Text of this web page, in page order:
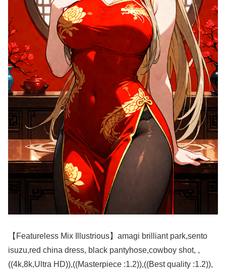
【Featureless Mix Illustrious】amagi brilliant park,sento
isuzu,red china dress, black pantyhose,cowboy shot, ,
((4k,8k,Ultra HD)),((Masterpiece :1.2)),((Best quality :1.2)),